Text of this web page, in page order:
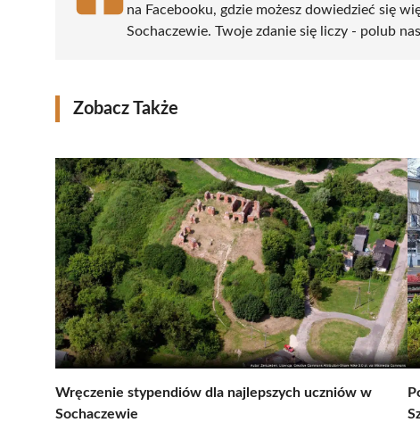
na Facebooku, gdzie możesz dowiedzieć się
Sochaczewie. Twoje zdanie się liczy - polub
Zobacz Także
Wręczenie stypendiów dla najlepszych uczniów w
Sochaczewie